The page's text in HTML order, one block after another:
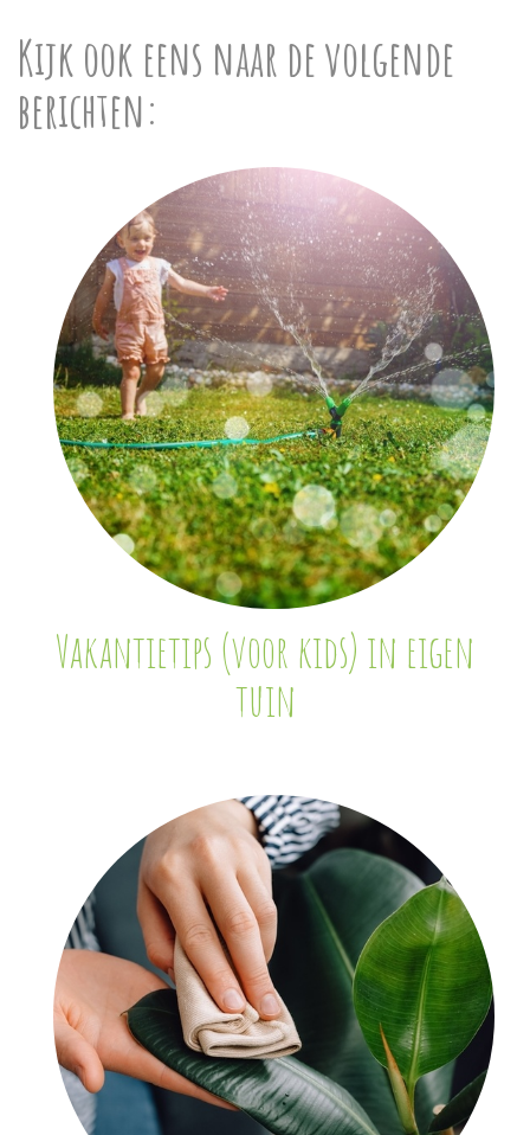
Kijk ook eens naar de volgende
berichten:
Vakantietips (voor kids) in eigen
tuin